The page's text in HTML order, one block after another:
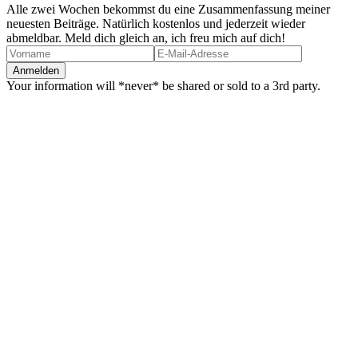
Alle zwei Wochen bekommst du eine Zusammenfassung meiner
neuesten Beiträge. Natürlich kostenlos und jederzeit wieder
abmeldbar. Meld dich gleich an, ich freu mich auf dich!
Your information will *never* be shared or sold to a 3rd party.